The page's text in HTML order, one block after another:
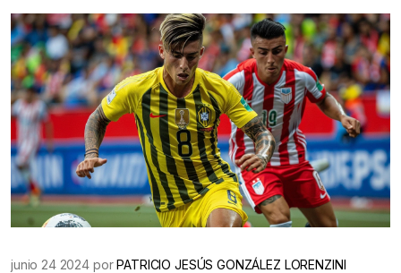
miércoles 10 de julio a las 7:00 PM hora local.
junio 24 2024 porPATRICIO JESÚS GONZÁLEZ LORENZINI